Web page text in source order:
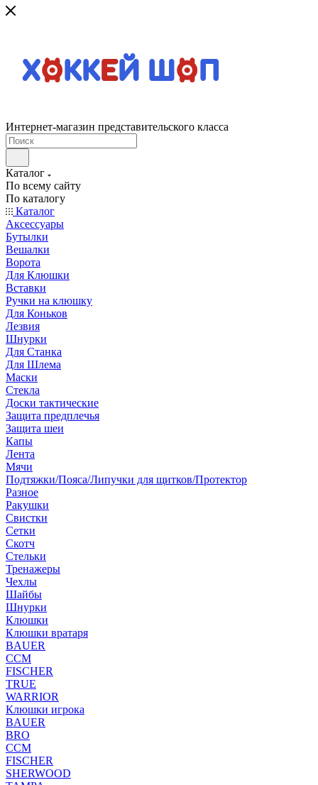
Интернет-магазин представительского класса
Каталог
По всему сайту
По каталогу
Каталог
Аксессуары
Бутылки
Вешалки
Ворота
Для Клюшки
Вставки
Ручки на клюшку
Для Коньков
Лезвия
Шнурки
Для Станка
Для Шлема
Маски
Стекла
Доски тактические
Защита предплечья
Защита шеи
Капы
Лента
Мячи
Подтяжки/Пояса/Липучки для щитков/Протектор
Разное
Ракушки
Свистки
Сетки
Скотч
Стельки
Тренажеры
Чехлы
Шайбы
Шнурки
Клюшки
Клюшки вратаря
BAUER
CCM
FISCHER
TRUE
WARRIOR
Клюшки игрока
BAUER
BRO
CCM
FISCHER
SHERWOOD